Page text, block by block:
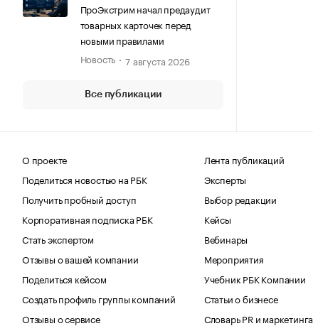
ПроЭкстрим начал предаудит
товарных карточек перед
новыми правилами
Новость
7 августа 2026
Все публикации
О проекте
Поделиться новостью на РБК
Получить пробный доступ
Корпоративная подписка РБК
Стать экспертом
Отзывы о вашей компании
Поделиться кейсом
Создать профиль группы компаний
Отзывы о сервисе
Лента публикаций
Эксперты
Выбор редакции
Кейсы
Вебинары
Мероприятия
Учебник РБК Компании
Статьи о бизнесе
Словарь PR и маркетинга